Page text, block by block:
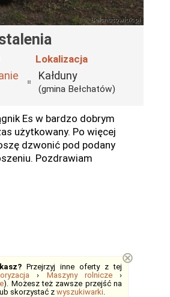
Lokalizacja
Kałduny
(gmina Bełchatów)
Es w bardzo dobrym
użytkowany. Po więcej
dzwonić pod podany
Pozdrawiam
Przejrzyj inne oferty z tej
› Maszyny rolnicze›
). Możesz też zawsze przejść na
skorzystać z wyszukiwarki
⊗